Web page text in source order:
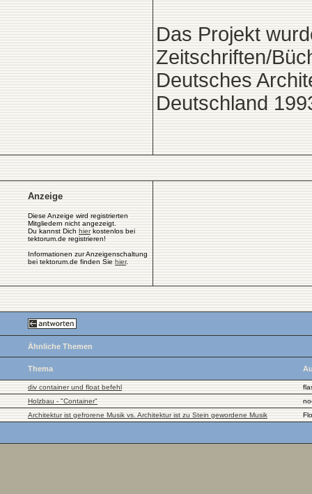
Das Projekt
Zeitschriften/
Deutsches
Deutschland
Anzeige
Diese Anzeige wird registrierten
Mitgliedern nicht angezeigt.
Du kannst Dich hierkostenlos bei
tektorum.de registrieren!
Informationen zur Anzeigenschaltung
bei tektorum.de finden Sie hier.
Ähnliche Themen
Thema
div container und float befehl
Holzbau - "Container"
Architektur ist gefrorene Musik vs. Architektur ist zu Stein gewordene Musik